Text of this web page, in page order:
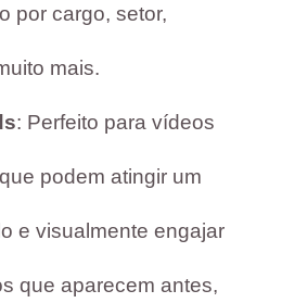
por cargo, setor,
mais.
: Perfeito para vídeos
podem atingir um
e visualmente engajar
que aparecem antes,